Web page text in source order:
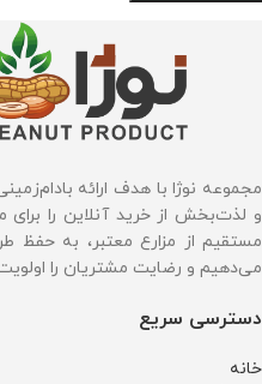
مجموعه نوژا با هدف ارائه
و لذت‌بخش از خرید آنلاین را برای
مستقیم از مزارع معتبر، به
می‌دهیم و رضایت مشتریان را اولویت
دسترسی سریع
خانه